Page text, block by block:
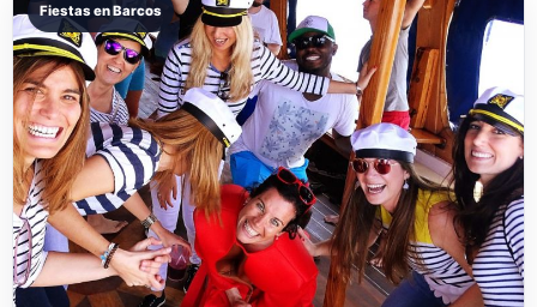
Fiestas en Barcos